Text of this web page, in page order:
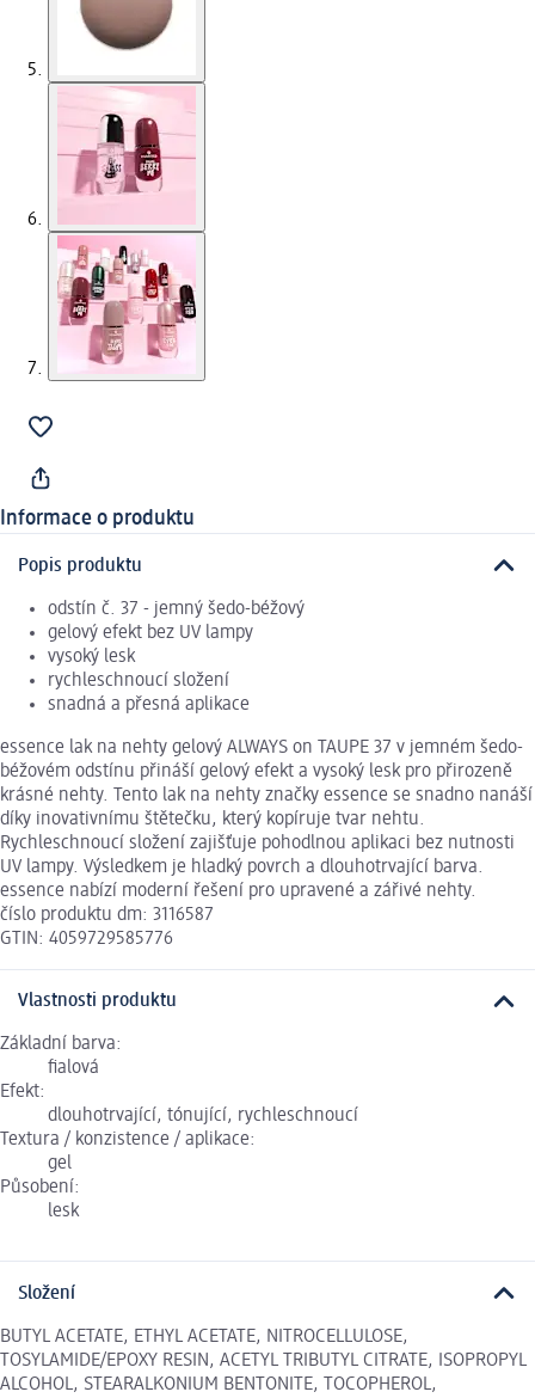
Informace o produktu
Popis produktu
odstín č. 37 - jemný šedo-béžový
gelový efekt bez UV lampy
vysoký lesk
rychleschnoucí složení
snadná a přesná aplikace
essence lak na nehty gelový ALWAYS on TAUPE 37 v jemném šedo-
béžovém odstínu přináší gelový efekt a vysoký lesk pro přirozeně
krásné nehty. Tento lak na nehty značky essence se snadno nanáší
díky inovativnímu štětečku, který kopíruje tvar nehtu.
Rychleschnoucí složení zajišťuje pohodlnou aplikaci bez nutnosti
UV lampy. Výsledkem je hladký povrch a dlouhotrvající barva.
essence nabízí moderní řešení pro upravené a zářivé nehty.
číslo produktu dm: 3116587
GTIN: 4059729585776
Vlastnosti produktu
Základní barva:
fialová
Efekt:
dlouhotrvající, tónující, rychleschnoucí
Textura / konzistence / aplikace:
gel
Působení:
lesk
Složení
BUTYL ACETATE, ETHYL ACETATE, NITROCELLULOSE,
TOSYLAMIDE/EPOXY RESIN, ACETYL TRIBUTYL CITRATE, ISOPROPYL
ALCOHOL, STEARALKONIUM BENTONITE, TOCOPHEROL,